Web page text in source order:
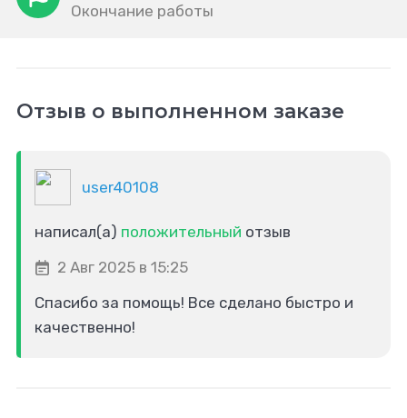
Окончание работы
Отзыв о выполненном заказе
user40108
написал(а) положительный отзыв
2 Авг 2025 в 15:25
Спасибо за помощь! Все сделано быстро и
качественно!